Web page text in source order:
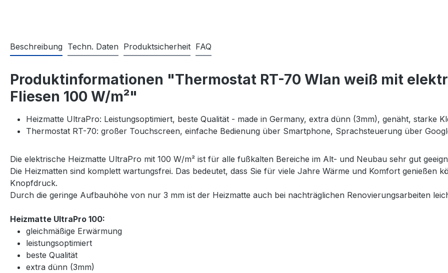
Beschreibung Techn. Daten Produktsicherheit FAQ
Produktinformationen "Thermostat RT-70 Wlan weiß mit
Fliesen 100 W/m²"
Heizmatte UltraPro: Leistungsoptimiert, beste Qualität - made in Germany, extra dünn (3mm), genäht, starke
Thermostat RT-70: großer Touchscreen, einfache Bedienung über Smartphone, Sprachsteuerung über
Die elektrische Heizmatte UltraPro mit 100 W/m² ist für alle fußkalten Bereiche im Alt- und Neubau sehr gut
Die Heizmatten sind komplett wartungsfrei. Das bedeutet, dass Sie für viele Jahre Wärme und Komfort genießen
Knopfdruck.
Durch die geringe Aufbauhöhe von nur 3 mm ist der Heizmatte auch bei nachträglichen Renovierungsarbeiten
Heizmatte UltraPro 100:
gleichmäßige Erwärmung
leistungsoptimiert
beste Qualität
extra dünn (3mm)